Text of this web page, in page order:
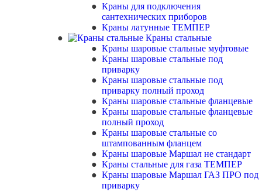
Краны для подключения
сантехнических приборов
Краны латунные ТЕМПЕР
Краны стальные
Краны шаровые стальные муфтовые
Краны шаровые стальные под
приварку
Краны шаровые стальные под
приварку полный проход
Краны шаровые стальные фланцевые
Краны шаровые стальные фланцевые
полный проход
Краны шаровые стальные со
штампованным фланцем
Краны шаровые Маршал не стандарт
Краны стальные для газа ТЕМПЕР
Краны шаровые Маршал ГАЗ ПРО под
приварку